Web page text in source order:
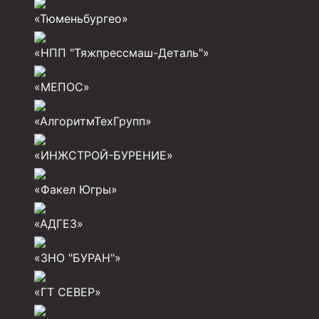
Разъединители резьбовые РР
Переводники
Кольца ограничительные ПЦ и ЦЦ
Муфты ступенчатого цементирования
Пробки цементировочные
Герметизаторы устьевые
Башмаки колонные
«Тюменьбургео»
«НПП "Тяжпрессмаш-Деталь"»
«МЕПОС»
«АлгоритмТехГрупп»
«ИНЖСТРОЙ-БУРЕНИЕ»
«Факел Югры»
«АДГЕЗ»
«ЗНО "БУРАН"»
«ГТ СЕВЕР»